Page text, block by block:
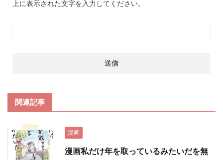
上に表示された文字を入力してください。
関連記事
漫画
漫画私だけ年を取っているみたいだを無